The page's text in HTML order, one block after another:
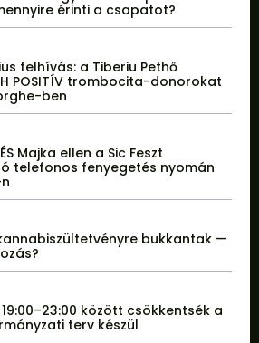
érinti a csapatot?
felhívás: a Tiberiu Pethő
POSITÍV trombocita-donorokat
ben
Majka ellen a Sic Feszt
telefonos fenyegetés nyomán
bukkantak —
között csökkentsék a
terv készül